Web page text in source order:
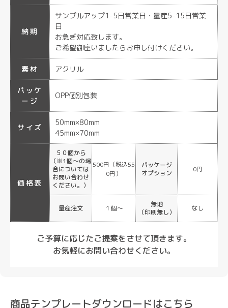
納期
サンプルアップ1-5日営業日・量産5-15日営業
日
お急ぎ対応致します。
ご希望御座いましたらお申し付けください。
素材 アクリル
パッケ
ージ
OPP個別包装
サイズ
50mm×80mm
45mm×70mm
価格表
５０個から
（※1個～の場
合については
お問い合わせ
ください。）
500円（税込55
0円）
パッケージ
オプション
0円
量産注文 １個〜
無地
（印刷無し）
なし
ご予算に応じたご提案をさせて頂きます。
お気軽にお問い合わせください。
商品テンプレートダウンロードはこちら